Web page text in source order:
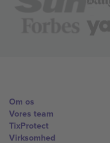
Om os
Vores team
TixProtect
Virksomhed